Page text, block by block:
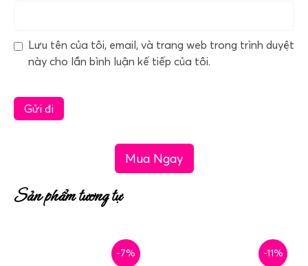
Lưu tên của tôi, email, và trang web trong trình duyệt
này cho lần bình luận kế tiếp của tôi.
Mua Ngay
Sản phẩm tương tự
-7% -11%